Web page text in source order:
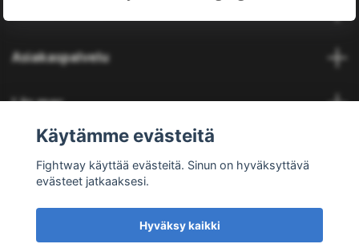
Asiakaspalvelu
Läs mer
Social Media
Käytämme evästeitä
Fightway käyttää evästeitä. Sinun on hyväksyttävä
evästeet jatkaaksesi.
Hyväksy kaikki